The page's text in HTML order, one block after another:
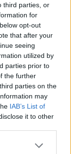
third parties, or
for
opt-out
that after your
seeing
utilized by
parties prior to
the further
parties on the
may
IAB’s List of
it to other
more Google
, τον νέο
τα
να
και
φέτος
άνω των
επιλεκτικά
την
από τα 3,5-4